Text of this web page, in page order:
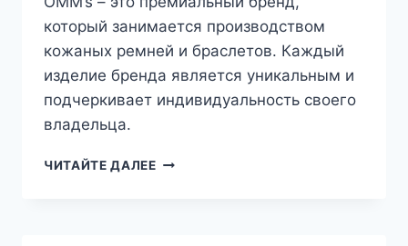
который занимается производством
кожаных ремней и браслетов. Каждый
изделие бренда является уникальным и
подчеркивает индивидуальность своего
владельца.
ЧИТАЙТЕ ДАЛЕЕOMM’S_NEW